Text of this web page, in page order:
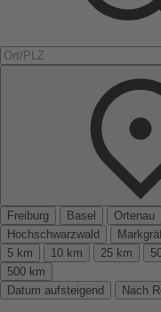
Freiburg
Basel Ortenau
Hochschwarzwald
5 km
10 km 25 km
500 km
Datum aufsteigend
Nach